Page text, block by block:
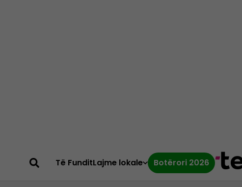
Të FunditLajme lokale Botërori 2026